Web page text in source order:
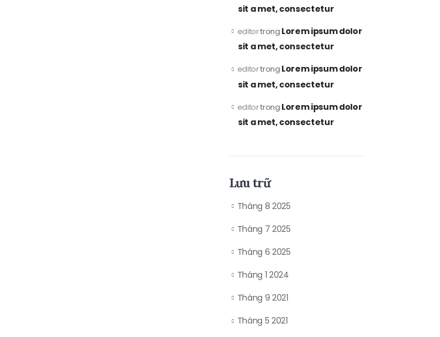
sit a met, consectetur
editortrong Lorem ipsum dolor
sit a met, consectetur
editortrong Lorem ipsum dolor
sit a met, consectetur
editortrong Lorem ipsum dolor
sit a met, consectetur
Lưu trữ
Tháng 8 2025
Tháng 7 2025
Tháng 6 2025
Tháng 1 2024
Tháng 9 2021
Tháng 5 2021